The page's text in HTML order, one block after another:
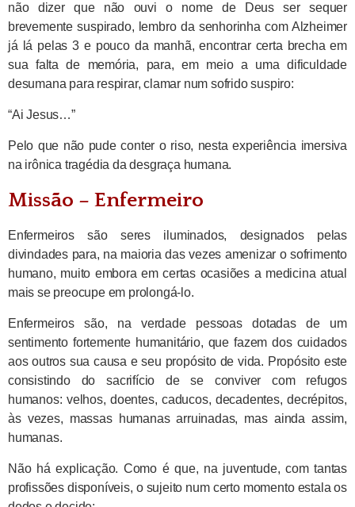
não dizer que não ouvi o nome de Deus ser sequer
brevemente suspirado, lembro da senhorinha com Alzheimer
já lá pelas 3 e pouco da manhã, encontrar certa brecha em
sua falta de memória, para, em meio a uma dificuldade
desumana para respirar, clamar num sofrido suspiro:
“Ai Jesus…”
Pelo que não pude conter o riso, nesta experiência imersiva
na irônica tragédia da desgraça humana.
Missão – Enfermeiro
Enfermeiros são seres iluminados, designados pelas
divindades para, na maioria das vezes amenizar o sofrimento
humano, muito embora em certas ocasiões a medicina atual
mais se preocupe em prolongá-lo.
Enfermeiros são, na verdade pessoas dotadas de um
sentimento fortemente humanitário, que fazem dos cuidados
aos outros sua causa e seu propósito de vida. Propósito este
consistindo do sacrifício de se conviver com refugos
humanos: velhos, doentes, caducos, decadentes, decrépitos,
às vezes, massas humanas arruinadas, mas ainda assim,
humanas.
Não há explicação. Como é que, na juventude, com tantas
profissões disponíveis, o sujeito num certo momento estala os